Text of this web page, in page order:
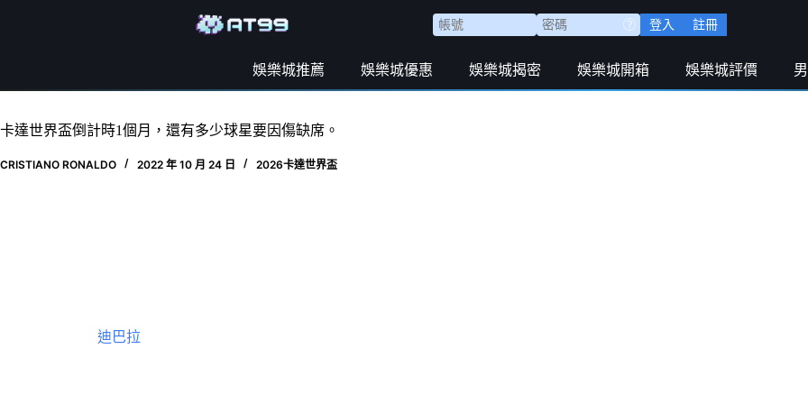
登入 註冊
娛樂城推薦 娛樂城優惠 娛樂城揭密 娛樂城開箱 娛樂城評價
卡達世界盃倒計時1個月，還有多少球星要因傷缺席。
CRISTIANO RONALDO 2022 年 10 月 24 日 2026卡達世界盃
迪巴拉